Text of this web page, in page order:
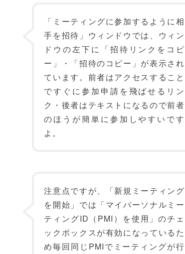
「ミーティングに参加するように相
手を招待」ウィンドウでは、ウィン
ドウの左下に「招待リンクをコピ
ー」・「招待のコピー」が表示され
ています。前者はアクセスすること
ですぐに参加申請を飛ばせるリン
ク・後者はテキストになるので前者
のほうが簡単に参加しやすいです
よ。
注意点ですが、「新規ミーティング
を開始」では「マイパーソナルミー
ティングID（PMI）を使用」のチェ
ックボックスが有効になっているた
め毎回同じPMIでミーティングが行